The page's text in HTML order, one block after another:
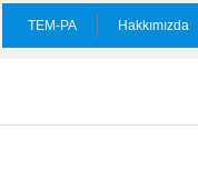
TEM-PA Hakkımızda